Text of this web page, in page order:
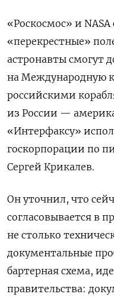
«Роскосмос» и
«перекрестные»
астронавты смогут
на Международную
российскими
из России —
«Интерфаксу»
госкорпорации по
Сергей Крикалев.
Он уточнил, что
согласовывается в
не столько
документальные
бартерная схема,
правительства: